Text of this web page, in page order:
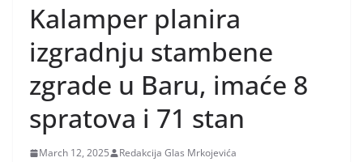
Kalamper planira
izgradnju stambene
zgrade u Baru, imaće 8
spratova i 71 stan
March 12, 2025 Redakcija Glas Mrkojevića